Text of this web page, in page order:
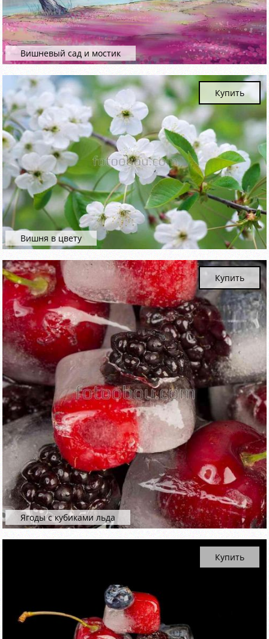
Вишневый сад и мостик
Вишня в цвету
Купить
Ягоды с кубиками льда
Купить
Купить